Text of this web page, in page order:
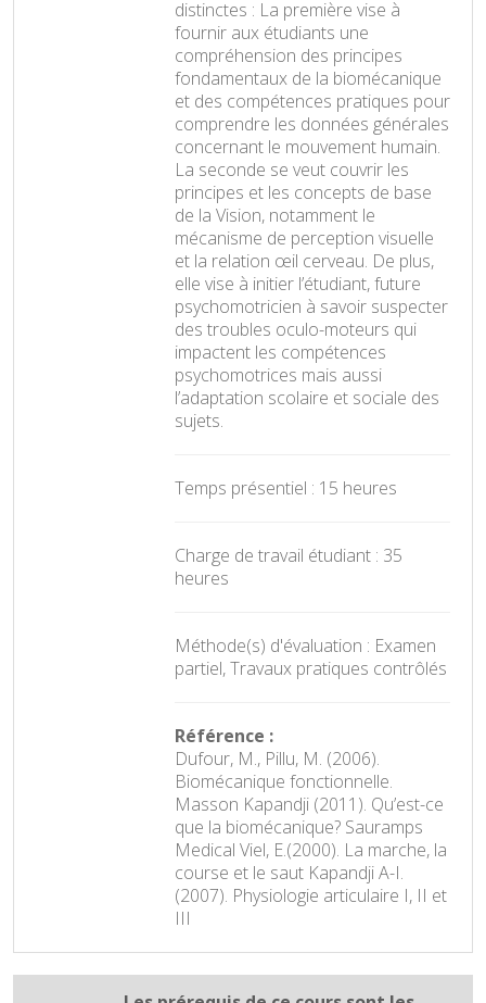
distinctes : La première vise à
fournir aux étudiants une
compréhension des principes
fondamentaux de la biomécanique
et des compétences pratiques pour
comprendre les données générales
concernant le mouvement humain.
La seconde se veut couvrir les
principes et les concepts de base
de la Vision, notamment le
mécanisme de perception visuelle
et la relation œil cerveau. De plus,
elle vise à initier l’étudiant, future
psychomotricien à savoir suspecter
des troubles oculo-moteurs qui
impactent les compétences
psychomotrices mais aussi
l’adaptation scolaire et sociale des
sujets.
Temps présentiel : 15 heures
Charge de travail étudiant : 35
heures
Méthode(s) d'évaluation : Examen
partiel, Travaux pratiques contrôlés
Référence :
Dufour, M., Pillu, M. (2006).
Biomécanique fonctionnelle.
Masson Kapandji (2011). Qu’est-ce
que la biomécanique? Sauramps
Medical Viel, E.(2000). La marche, la
course et le saut Kapandji A-I.
(2007). Physiologie articulaire I, II et
III